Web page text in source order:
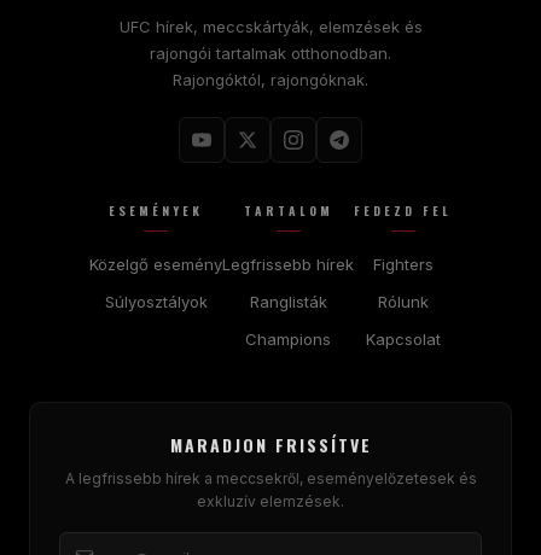
UFC hírek, meccskártyák, elemzések és
rajongói tartalmak otthonodban.
Rajongóktól, rajongóknak.
ESEMÉNYEK
Közelgő esemény
Súlyosztályok
TARTALOM
Legfrissebb hírek
Ranglisták
Champions
FEDEZD FEL
Fighters
Rólunk
Kapcsolat
MARADJON FRISSÍTVE
A legfrissebb hírek a meccsekről, eseményelőzetesek és
exkluzív elemzések.